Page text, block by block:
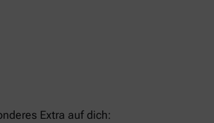
Extra auf dich: